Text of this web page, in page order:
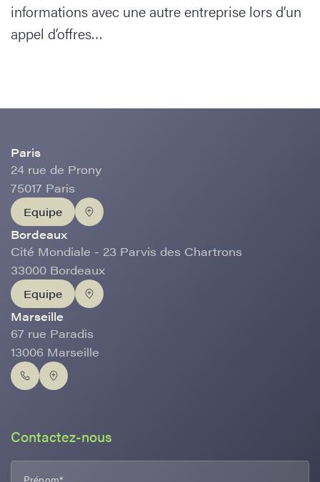
informations avec une autre entreprise lors d’un
appel d’offres…
Paris
24 rue de Prony
75017 Paris
Equipe
Bordeaux
Cité Mondiale - 23 Parvis des Chartrons
33000 Bordeaux
Equipe
Marseille
67 rue Paradis
13006 Marseille
Contactez-nous